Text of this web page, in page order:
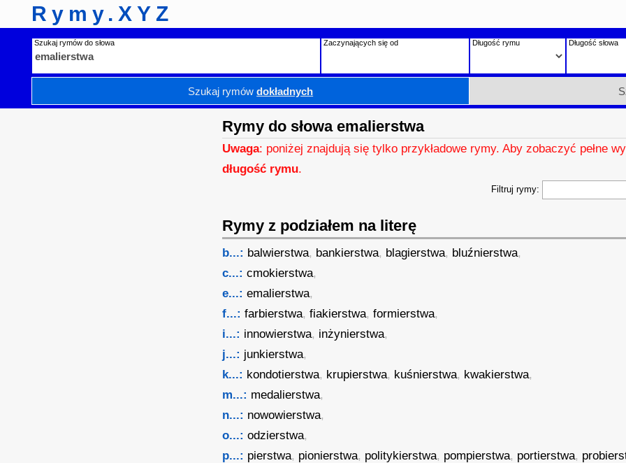
Rymy.XYZ
Szukaj rymów do słowa Zaczynających się od Długość rymu Długość słowa
Szukaj rymówdokładnych
Rymy do słowa emalierstwa
Uwaga: poniżej znajdują się tylko przykładowe rymy. Aby zobaczyć pełne
długość rymu.
Filtruj rymy:
Rymy z podziałem na literę
b...: balwierstwa, bankierstwa, blagierstwa, bluźnierstwa,
c...: cmokierstwa,
e...: emalierstwa,
f...: farbierstwa,fiakierstwa,formierstwa,
i...: innowierstwa, inżynierstwa,
j...: junkierstwa,
k...: kondotierstwa, krupierstwa, kuśnierstwa, kwakierstwa,
m...: medalierstwa,
n...: nowowierstwa,
o...: odzierstwa,
p...: pierstwa, pionierstwa, politykierstwa, pompierstwa, portierstwa,